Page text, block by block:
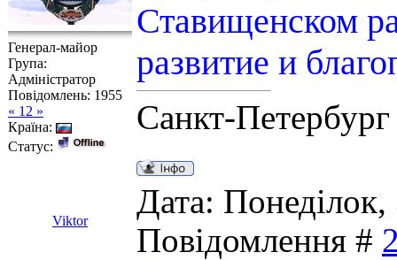
Генерал-майор
Група:
Адміністратор
Повідомлень: 1955
« 12 »
Країна:
Статус:
Ставищенском
развитие и
Санкт-Петербург
Viktor
Дата:
Повідомлення #